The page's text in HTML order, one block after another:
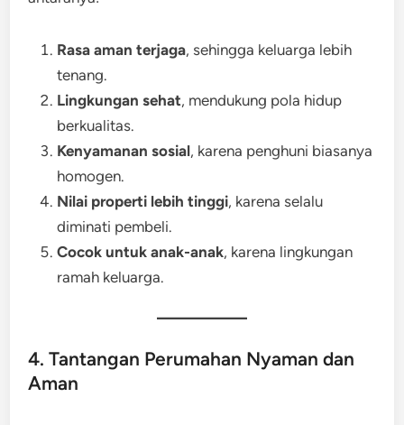
Rasa aman terjaga, sehingga keluarga lebih
tenang.
Lingkungan sehat, mendukung pola hidup
berkualitas.
Kenyamanan sosial, karena penghuni biasanya
homogen.
Nilai properti lebih tinggi, karena selalu
diminati pembeli.
Cocok untuk anak-anak, karena lingkungan
ramah keluarga.
4. Tantangan Perumahan Nyaman dan
Aman